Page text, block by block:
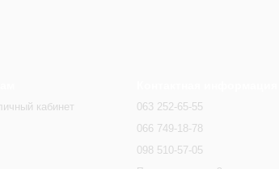
кабинет
063 252-65-55
066 749-18-78
098 510-57-05